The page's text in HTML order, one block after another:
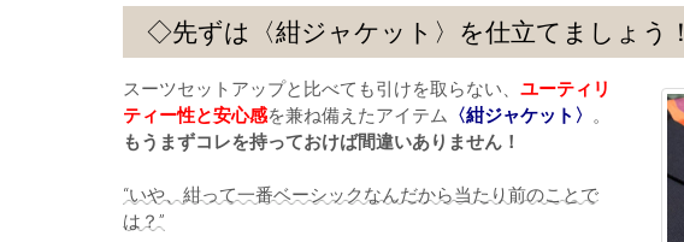
◇先ずは〈紺ジャケット〉を仕立てましょう！
スーツセットアップと比べても引けを取らない、 ユーティリ
ティー性と安心感を兼ね備えたアイテム 〈紺ジャケット〉 。
もうまずコレを持っておけば間違いありません！
“いや、紺って一番ベーシックなんだから当たり前のことで
は？”